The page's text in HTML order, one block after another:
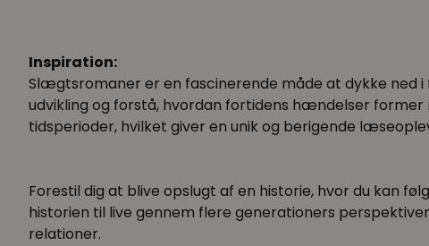
Inspiration:
Slægtsromaner er en fascinerende måde at dykke ned
udvikling og forstå, hvordan fortidens hændelser
tidsperioder, hvilket giver en unik og berigende
Forestil dig at blive opslugt af en historie, hvor du kan
historien til live gennem flere generationers
relationer.